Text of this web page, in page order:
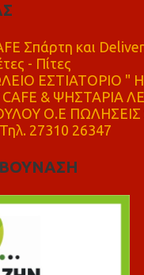
Σπάρτη και
- Πίτες
ΕΣΤΙΑΤΟΡΙΟ "
& ΨΗΣΤΑΡΙΑ
Ο.Ε ΠΩΛΗΣΕΙΣ
27310 26347